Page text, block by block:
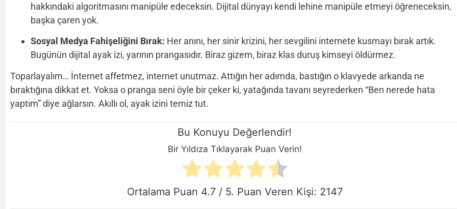
hakkındaki algoritmasını manipüle edeceksin. Dijital dünyayı kendi lehine manipüle etmeyi öğreneceksin,
başka çaren yok.
Sosyal Medya Fahişeliğini Bırak: Her anını, her sinir krizini, her sevgilini internete kusmayı bırak artık.
Bugünün dijital ayak izi, yarının prangasıdır. Biraz gizem, biraz klas duruş kimseyi öldürmez.
Toparlayalım… İnternet affetmez, internet unutmaz. Attığın her adımda, bastığın o klavyede arkanda ne
bıraktığına dikkat et. Yoksa o pranga seni öyle bir çeker ki, yatağında tavanı seyrederken “Ben nerede hata
yaptım” diye ağlarsın. Akıllı ol, ayak izini temiz tut.
Bu Konuyu Değerlendir!
Bir Yıldıza Tıklayarak Puan Verin!
Ortalama Puan 4.7/ 5. Puan Veren Kişi: 2147